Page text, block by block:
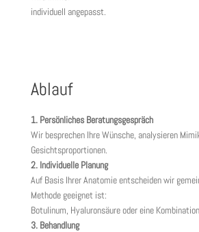
individuell angepasst.
Ablauf
1. Persönliches Beratungsgespräch
Wir besprechen Ihre Wünsche, analysieren
Gesichtsproportionen.
2. Individuelle Planung
Auf Basis Ihrer Anatomie entscheiden wir
Methode geeignet ist:
Botulinum, Hyaluronsäure oder eine
3. Behandlung